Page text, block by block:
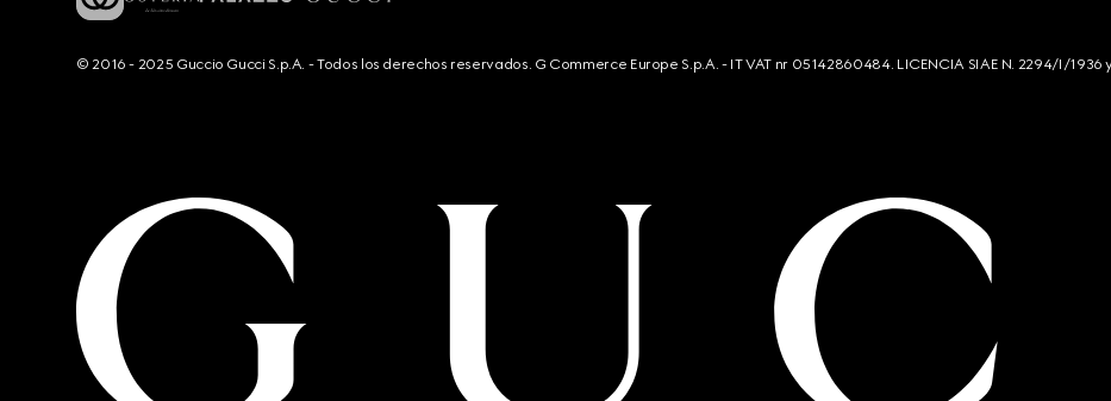
© 2016 - 2025 Guccio Gucci S.p.A. - Todos los derechos reservados. G Commerce Europe S.p.A. - IT VAT nr 05142860484. LICENCIA SIAE N. 2294/I/1936